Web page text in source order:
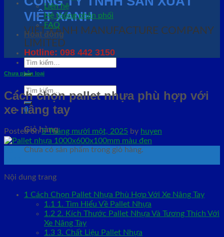
VIỆT XANH
VIET XANH MANUFACTURE COMPANY
LIMITED
Tìm
kiếm:
Tìm
kiếm:
0
Giỏ hàng
Chưa có sản phẩm trong giỏ hàng.
Liên hệ
Hệ thống phân phối
FAQ
Hoạt động
Hotline: 098 442 3150
Chưa phân loại
Cách chọn pallet nhựa phù hợp với
xe nâng tay
Posted on3 Tháng mười một, 2025 by huyen
Nội dung trang
1 Cách Chọn Pallet Nhựa Phù Hợp Với Xe Nâng Tay
1.1 1. Tìm Hiểu Về Pallet Nhựa
1.2 2. Kích Thước Pallet Nhựa Và Tương Thích Với
Xe Nâng Tay
1.3 3. Chất Liệu Pallet Nhựa